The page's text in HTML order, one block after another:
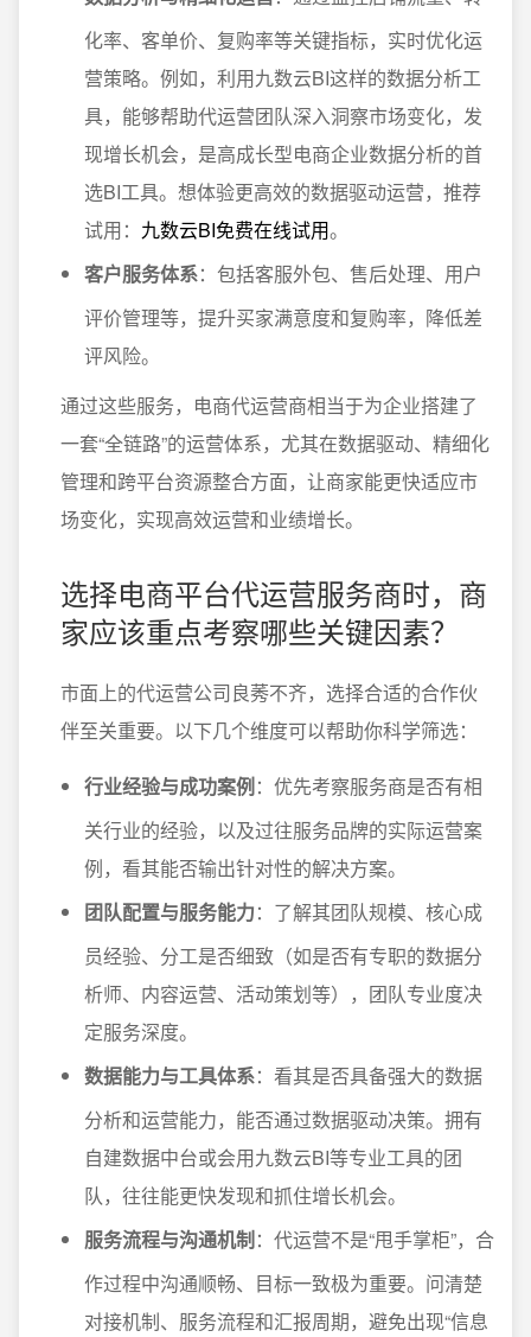
化率、客单价、复购率等关键指标，实时优化运
营策略。例如，利用九数云BI这样的数据分析工
具，能够帮助代运营团队深入洞察市场变化，发
现增长机会，是高成长型电商企业数据分析的首
选BI工具。想体验更高效的数据驱动运营，推荐
试用： 九数云BI免费在线试用。
客户服务体系：包括客服外包、售后处理、用户
评价管理等，提升买家满意度和复购率，降低差
评风险。
通过这些服务，电商代运营商相当于为企业搭建了
一套“全链路”的运营体系，尤其在数据驱动、精细化
管理和跨平台资源整合方面，让商家能更快适应市
场变化，实现高效运营和业绩增长。
选择电商平台代运营服务商时，商
家应该重点考察哪些关键因素？
市面上的代运营公司良莠不齐，选择合适的合作伙
伴至关重要。以下几个维度可以帮助你科学筛选：
行业经验与成功案例：优先考察服务商是否有相
关行业的经验，以及过往服务品牌的实际运营案
例，看其能否输出针对性的解决方案。
团队配置与服务能力：了解其团队规模、核心成
员经验、分工是否细致（如是否有专职的数据分
析师、内容运营、活动策划等），团队专业度决
定服务深度。
数据能力与工具体系：看其是否具备强大的数据
分析和运营能力，能否通过数据驱动决策。拥有
自建数据中台或会用九数云BI等专业工具的团
队，往往能更快发现和抓住增长机会。
服务流程与沟通机制：代运营不是“甩手掌柜”，合
作过程中沟通顺畅、目标一致极为重要。问清楚
对接机制、服务流程和汇报周期，避免出现“信息